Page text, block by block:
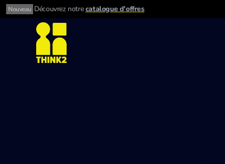
Nouveau Découvrez notrecatalogue d'offres